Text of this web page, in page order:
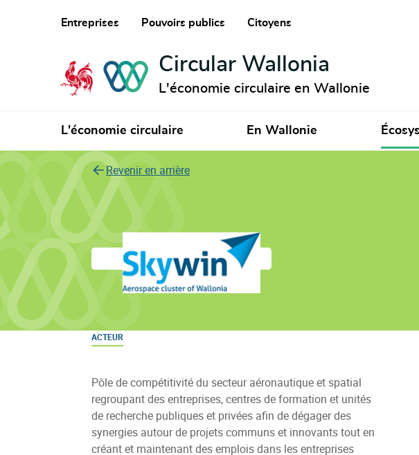
Entreprises Pouvoirs publics Citoyens
Circular Wallonia
L'économie circulaire en Wallonie
L'économie circulaire En Wallonie
Revenir en arrière
Skywin Wallonie
ACTEUR
Pôle de compétitivité du secteur aéronautique et spatial
regroupant des entreprises, centres de formation et unités
de recherche publiques et privées afin de dégager des
synergies autour de projets communs et innovants tout en
créant et maintenant des emplois dans les entreprises